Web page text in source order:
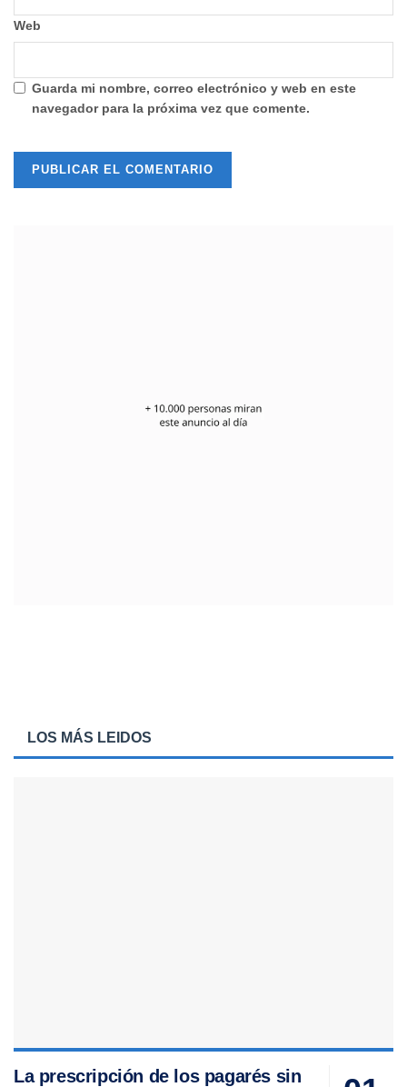
Web
Guarda mi nombre, correo electrónico y web en este
navegador para la próxima vez que comente.
LOS MÁS LEIDOS
La prescripción de los pagarés sin